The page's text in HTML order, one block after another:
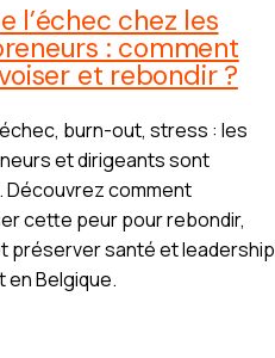
l’échec chez les
: comment
et rebondir ?
burn-out, stress : les
et dirigeants sont
Découvrez comment
cette peur pour rebondir,
préserver santé et leadership
en Belgique.